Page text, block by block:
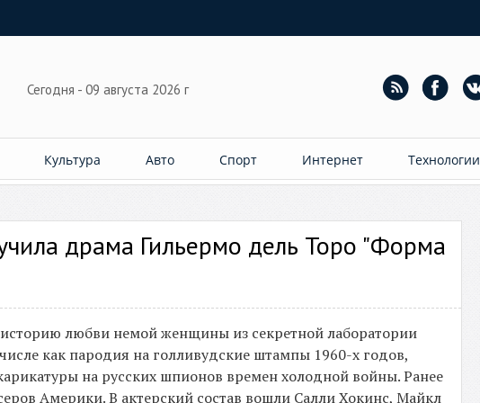
Сегодня - 09 августа 2026 г
Культура Авто Спорт Интернет Технологии
драма Гильермо дель Торо "Форма
любви немой женщины из секретной лаборатории
как пародия на голливудские штампы 1960-х годов,
на русских шпионов времен холодной войны. Ранее
Америки. В актерский состав вошли Салли Хокинс, Майкл